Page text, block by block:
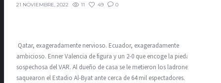
21 NOVIEMBRE, 2022 11 49 0
Qatar, exageradamente nervioso. Ecuador, exageradamente
ambicioso. Enner Valencia de figura y un 2-0 que encoge la piedad
sospechosa del VAR. Al dueño de casa se le metieron los ladrones y
saquearon el Estadio Al-Byat ante cerca de 64 mil espectadores.